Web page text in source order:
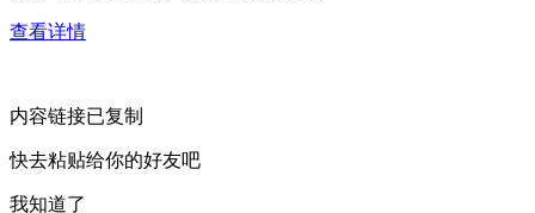
查看详情
内容链接已复制
快去粘贴给你的好友吧
我知道了